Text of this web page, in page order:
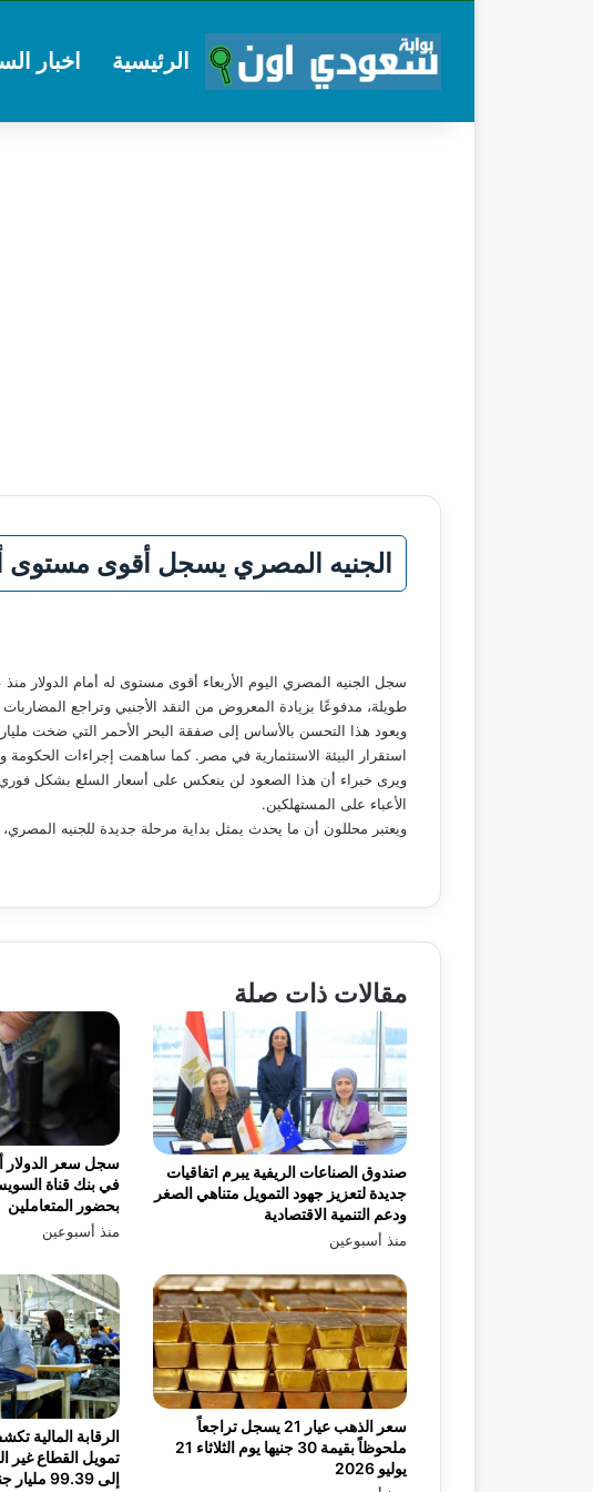
الرئيسية اخبار
الجنيه المصري يسجل أقوى مستوى
طويلة، مدفوعًا بزيادة المعروض من النقد الأجنبي وتراجع
ويعود هذا التحسن بالأساس إلى صفقة البحر الأحمر التي ضخت
استقرار البيئة الاستثمارية في مصر. كما ساهمت إجراءات
ويرى خبراء أن هذا الصعود لن ينعكس على أسعار السلع بشكل فوري،
الأعباء على المستهلكين.
ويعتبر محللون أن ما يحدث يمثل بداية مرحلة جديدة للجنيه المصري،
مقالات ذات صلة
في بنك قناة السويس
بحضور المتعاملين
منذ أسبوعين
صندوق الصناعات الريفية يبرم اتفاقيات
جديدة لتعزيز جهود التمويل متناهي الصغر
ودعم التنمية الاقتصادية
منذ أسبوعين
الرقابة المالية
تمويل القطاع
إلى 99.39 مليار جنيه بنهاية أبريل 2026
سعر الذهب عيار 21 يسجل تراجعاً
ملحوظاً بقيمة 30 جنيها يوم الثلاثاء 21
يوليو 2026